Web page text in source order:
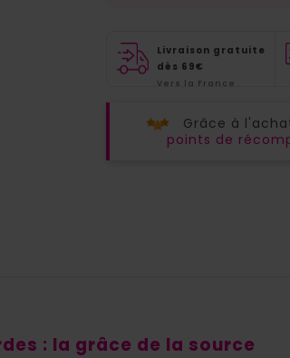
Livraison gratuite
dès 69€
Vers la France
Grâce à
points de
: la grâce de la source